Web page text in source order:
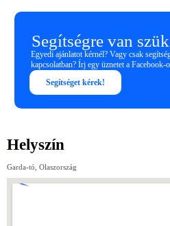
Segítségre van
Egyedi ajánlatot kérnél? Vagy csak
kapcsolatban? Írj egy üznetet a Facebook-
Segítséget kérek!
Helyszín
Garda-tó, Olaszország